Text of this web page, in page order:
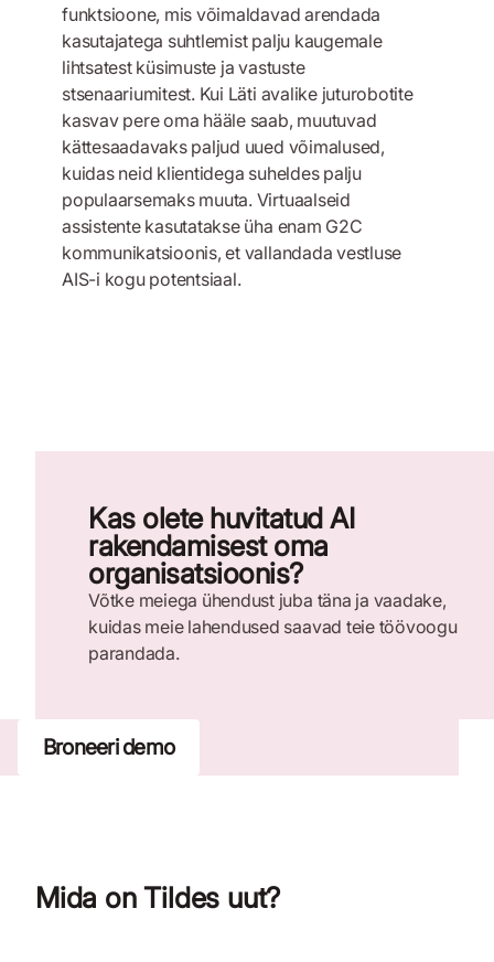
funktsioone, mis võimaldavad arendada
kasutajatega suhtlemist palju kaugemale
lihtsatest küsimuste ja vastuste
stsenaariumitest. Kui Läti avalike juturobotite
kasvav pere oma hääle saab, muutuvad
kättesaadavaks paljud uued võimalused,
kuidas neid klientidega suheldes palju
populaarsemaks muuta. Virtuaalseid
assistente kasutatakse üha enam G2C
kommunikatsioonis, et vallandada vestluse
AIS-i kogu potentsiaal.
Kas olete huvitatud AI
rakendamisest oma
organisatsioonis?
Võtke meiega ühendust juba täna ja vaadake,
kuidas meie lahendused saavad teie töövoogu
parandada.
Broneeri demo
Mida on Tildes uut?